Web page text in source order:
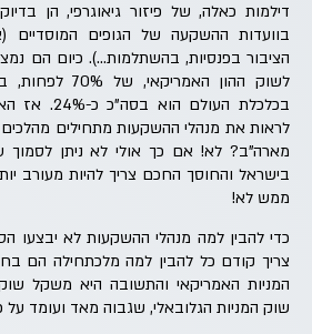
דילמות כאלה, של פיזור גיאוגרפי, הן
בוועדות ההשקעה של הגופים
הציבור בפנסיות, בהשתלמות…). כיום הם
לשוק ההון
בכלכלת
לראות את מנהלי ההשקעות מתחילים
מארה"ב? לא! אם כך אולי לא ניתן לסמוך
בישראל והחוסך החכם צריך להיות מעורב
ממש לא!
כדי להבין למה מנהלי ההשקעות לא יבצעו
צריך קודם כל להבין למה מלכתחילה הם
המניות האמריקאי והתשובה היא משקל
שוק המניות הגלובאלי, שגבוה מאד ועומד על כ-